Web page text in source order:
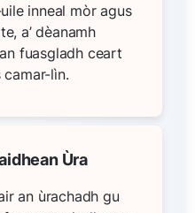
inneal mòr agus
a’ dèanamh
fuasgladh ceart
lìn.
Ùra
an ùrachadh gu